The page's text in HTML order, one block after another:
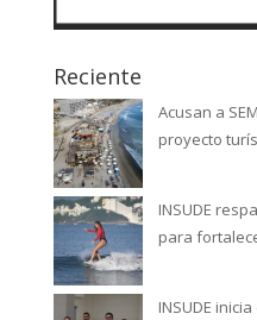
Reciente
Acusan a
proyecto
INSUDE
para
INSUDE